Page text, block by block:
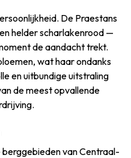
De Praestans
helder scharlakenrood —
de aandacht trekt.
wat haar ondanks
en uitbundige uitstraling
de meest opvallende
van Centraal-